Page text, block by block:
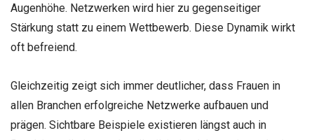
Augenhöhe. Netzwerken wird hier zu gegenseitiger
Stärkung statt zu einem Wettbewerb. Diese Dynamik wirkt
oft befreiend.
Gleichzeitig zeigt sich immer deutlicher, dass Frauen in
allen Branchen erfolgreiche Netzwerke aufbauen und
prägen. Sichtbare Beispiele existieren längst auch in